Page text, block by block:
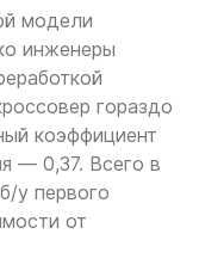
модели
инженеры
гораздо
коэффициент
— 0,37. Всего в
у первого
от